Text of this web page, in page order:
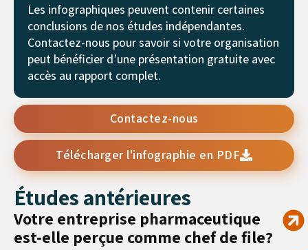
Les infographiques peuvent contenir certaines
conclusions de nos études indépendantes.
Contactez-nous pour savoir si votre organisation
peut bénéficier d’une présentation gratuite avec
accès au rapport complet.
Contactez-nous
Télécharger l'infographie en PDF
Études antérieures
Votre entreprise pharmaceutique
est-elle perçue comme chef de file?